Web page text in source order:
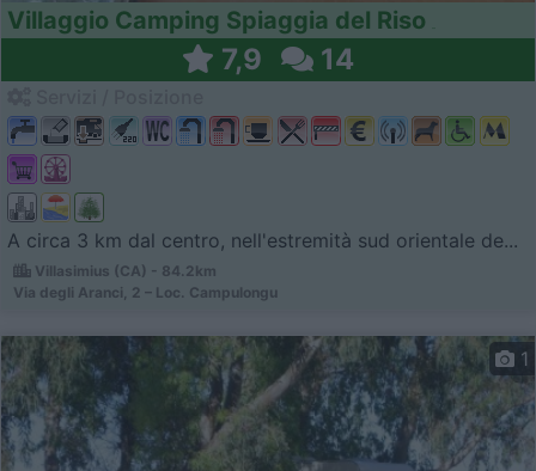
Villaggio Camping Spiaggia del Riso
7,9 14
A circa 3 km dal centro, nell'estremità sud orientale de...
Villasimius (CA) - 84.2km
Via degli Aranci, 2 – Loc. Campulongu
1